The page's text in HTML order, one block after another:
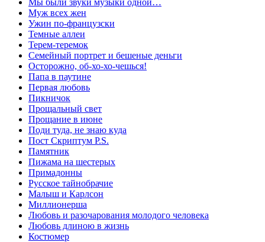
Муж всех жен
Ужин по-французски
Темные аллеи
Терем-теремок
Семейный портрет и бешеные деньги
Осторожно, об-хо-хо-чешься!
Папа в паутине
Первая любовь
Пикничок
Прощальный свет
Прощание в июне
Поди туда, не знаю куда
Пост Скриптум P.S.
Памятник
Пижама на шестерых
Примадонны
Русское тайнобрачие
Малыш и Карлсон
Миллионерша
Любовь и разочарования молодого человека
Любовь длиною в жизнь
Костюмер